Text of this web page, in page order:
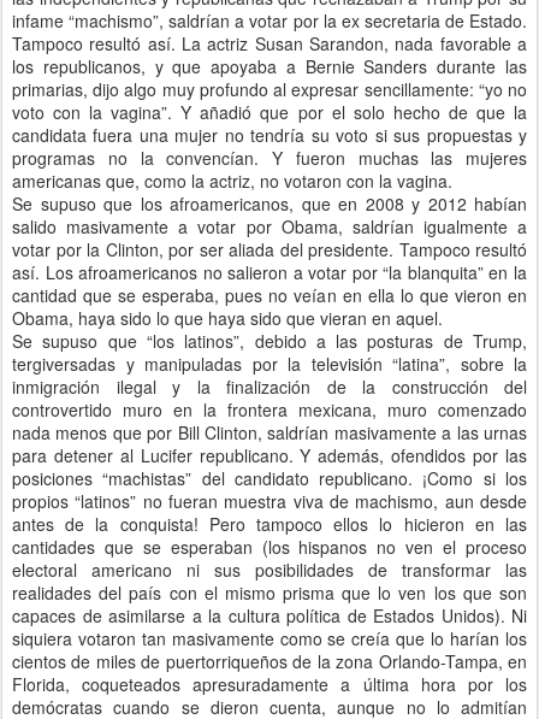
infame “machismo”, saldrían a votar por la ex secretaria de Estado.
Tampoco resultó así. La actriz Susan Sarandon, nada favorable a
los republicanos, y que apoyaba a Bernie Sanders durante las
primarias, dijo algo muy profundo al expresar sencillamente: “yo no
voto con la vagina”. Y añadió que por el solo hecho de que la
candidata fuera una mujer no tendría su voto si sus propuestas y
programas no la convencían. Y fueron muchas las mujeres
americanas que, como la actriz, no votaron con la vagina.
Se supuso que los afroamericanos, que en 2008 y 2012 habían
salido masivamente a votar por Obama, saldrían igualmente a
votar por la Clinton, por ser aliada del presidente. Tampoco resultó
así. Los afroamericanos no salieron a votar por “la blanquita” en la
cantidad que se esperaba, pues no veían en ella lo que vieron en
Obama, haya sido lo que haya sido que vieran en aquel.
Se supuso que “los latinos”, debido a las posturas de Trump,
tergiversadas y manipuladas por la televisión “latina”, sobre la
inmigración ilegal y la finalización de la construcción del
controvertido muro en la frontera mexicana, muro comenzado
nada menos que por Bill Clinton, saldrían masivamente a las urnas
para detener al Lucifer republicano. Y además, ofendidos por las
posiciones “machistas” del candidato republicano. ¡Como si los
propios “latinos” no fueran muestra viva de machismo, aun desde
antes de la conquista! Pero tampoco ellos lo hicieron en las
cantidades que se esperaban (los hispanos no ven el proceso
electoral americano ni sus posibilidades de transformar las
realidades del país con el mismo prisma que lo ven los que son
capaces de asimilarse a la cultura política de Estados Unidos). Ni
siquiera votaron tan masivamente como se creía que lo harían los
cientos de miles de puertorriqueños de la zona Orlando-Tampa, en
Florida, coqueteados apresuradamente a última hora por los
demócratas cuando se dieron cuenta, aunque no lo admitían